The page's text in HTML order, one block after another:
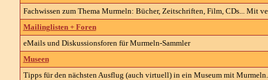
Fachwissen zum Thema Murmeln: Bücher, Zeitschriften, Film, CDs... Mit
Mailinglisten + Foren
eMails und Diskussionsforen für Murmeln-Sammler
Museen
Tipps für den nächsten Ausflug (auch virtuell) in ein Museum mit Murmeln.